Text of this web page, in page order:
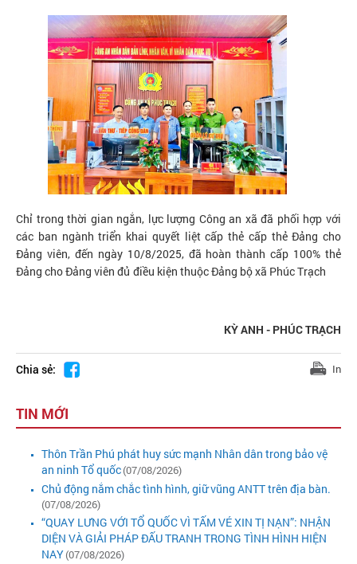
Chỉ trong thời gian ngắn, lực lượng Công an xã đã phối hợp với
các ban ngành triển khai quyết liệt cấp thẻ cấp thẻ Đảng cho
Đảng viên, đến ngày 10/8/2025, đã hoàn thành cấp 100% thẻ
Đảng cho Đảng viên đủ điều kiện thuộc Đảng bộ xã Phúc Trạch
KỲ ANH - PHÚC TRẠCH
Chia sẻ: In
TIN MỚI
Thôn Trần Phú phát huy sức mạnh Nhân dân trong bảo vệ
an ninh Tổ quốc(07/08/2026)
Chủ động nắm chắc tình hình, giữ vũng ANTT trên địa bàn.
(07/08/2026)
“QUAY LƯNG VỚI TỔ QUỐC VÌ TẤM VÉ XIN TỊ NẠN”: NHẬN
DIỆN VÀ GIẢI PHÁP ĐẤU TRANH TRONG TÌNH HÌNH HIỆN
NAY(07/08/2026)